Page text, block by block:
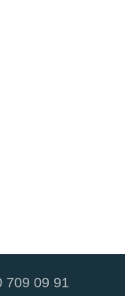
709 09 91